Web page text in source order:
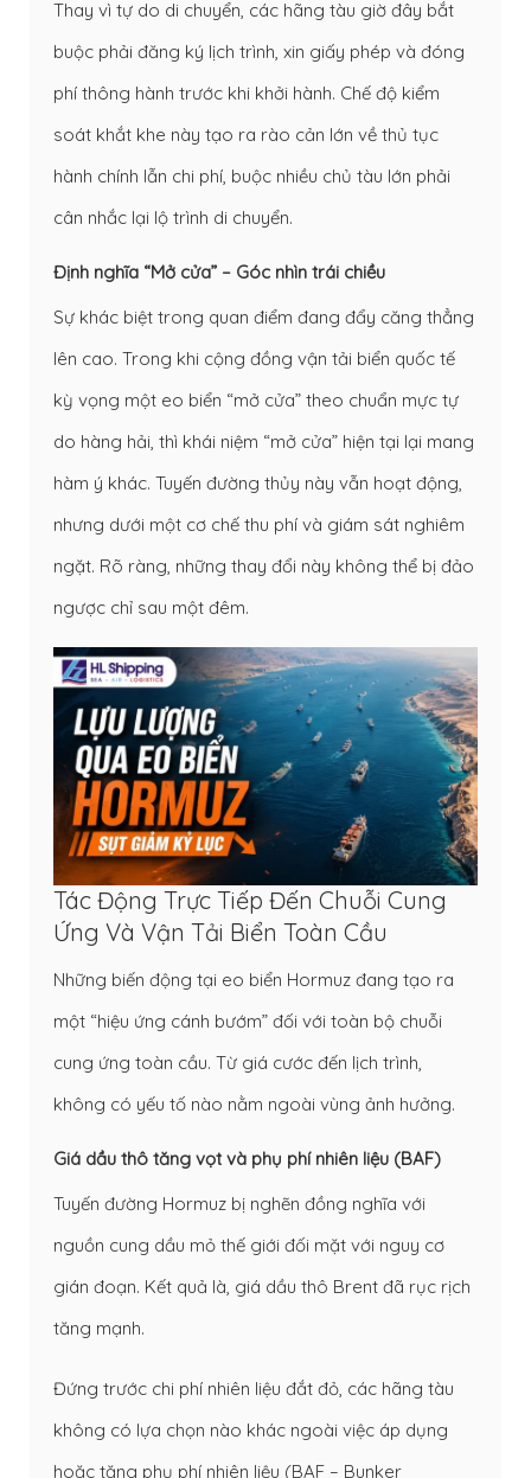
Thay vì tự do di chuyển, các hãng tàu giờ đây bắt
buộc phải đăng ký lịch trình, xin giấy phép và đóng
phí thông hành trước khi khởi hành. Chế độ kiểm
soát khắt khe này tạo ra rào cản lớn về thủ tục
hành chính lẫn chi phí, buộc nhiều chủ tàu lớn phải
cân nhắc lại lộ trình di chuyển.
Định nghĩa “Mở cửa” – Góc nhìn trái chiều
Sự khác biệt trong quan điểm đang đẩy căng thẳng
lên cao. Trong khi cộng đồng vận tải biển quốc tế
kỳ vọng một eo biển “mở cửa” theo chuẩn mực tự
do hàng hải, thì khái niệm “mở cửa” hiện tại lại mang
hàm ý khác. Tuyến đường thủy này vẫn hoạt động,
nhưng dưới một cơ chế thu phí và giám sát nghiêm
ngặt. Rõ ràng, những thay đổi này không thể bị đảo
ngược chỉ sau một đêm.
Tác Động Trực Tiếp Đến Chuỗi Cung
Ứng Và Vận Tải Biển Toàn Cầu
Những biến động tại eo biển Hormuz đang tạo ra
một “hiệu ứng cánh bướm” đối với toàn bộ chuỗi
cung ứng toàn cầu. Từ giá cước đến lịch trình,
không có yếu tố nào nằm ngoài vùng ảnh hưởng.
Giá dầu thô tăng vọt và phụ phí nhiên liệu (BAF)
Tuyến đường Hormuz bị nghẽn đồng nghĩa với
nguồn cung dầu mỏ thế giới đối mặt với nguy cơ
gián đoạn. Kết quả là, giá dầu thô Brent đã rục rịch
tăng mạnh.
Đứng trước chi phí nhiên liệu đắt đỏ, các hãng tàu
không có lựa chọn nào khác ngoài việc áp dụng
hoặc tăng phụ phí nhiên liệu (BAF – Bunker